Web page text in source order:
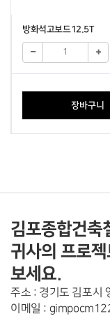
방화석고보드12.5T
장바구니
김포종합건축
귀사의 프로
보세요.
주소 : 경기도 김포시
이메일 :